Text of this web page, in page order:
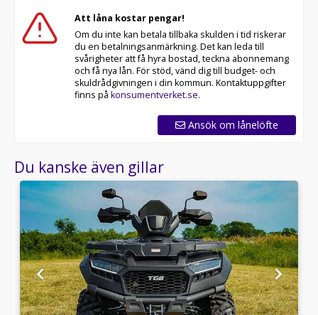
Att låna kostar pengar!
Om du inte kan betala tillbaka skulden i tid riskerar
du en betalningsanmärkning. Det kan leda till
svårigheter att få hyra bostad, teckna abonnemang
och få nya lån. För stöd, vänd dig till budget- och
skuldrådgivningen i din kommun. Kontaktuppgifter
finns på konsumentverket.se.
Ansök om lånelöfte
Du kanske även gillar